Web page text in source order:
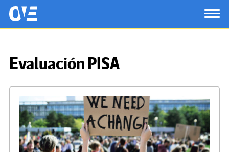
Saltar al contenido principal
OtrasVocesenEducacion.org
Evaluación PISA